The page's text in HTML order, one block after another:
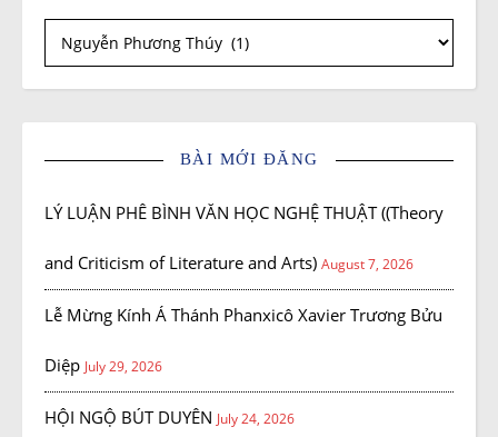
Tác giả
BÀI MỚI ĐĂNG
LÝ LUẬN PHÊ BÌNH VĂN HỌC NGHỆ THUẬT ((Theory
and Criticism of Literature and Arts) August 7, 2026
Lễ Mừng Kính Á Thánh Phanxicô Xavier Trương Bửu
Diệp July 29, 2026
HỘI NGỘ BÚT DUYÊN July 24, 2026